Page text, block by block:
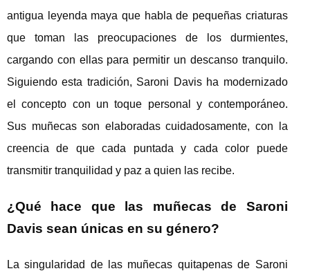
antigua leyenda maya que habla de pequeñas criaturas
que toman las preocupaciones de los durmientes,
cargando con ellas para permitir un descanso tranquilo.
Siguiendo esta tradición, Saroni Davis ha modernizado
el concepto con un toque personal y contemporáneo.
Sus muñecas son elaboradas cuidadosamente, con la
creencia de que cada puntada y cada color puede
transmitir tranquilidad y paz a quien las recibe.
¿Qué hace que las muñecas de Saroni
Davis sean únicas en su género?
La singularidad de las muñecas quitapenas de Saroni